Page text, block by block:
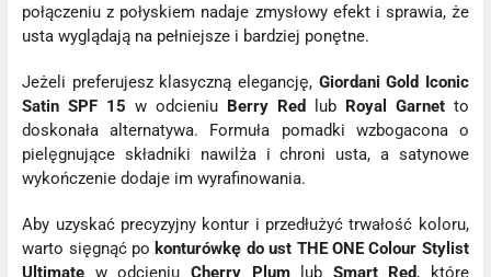
połączeniu z połyskiem nadaje zmysłowy efekt i sprawia, że
usta wyglądają na pełniejsze i bardziej ponętne.
Jeżeli preferujesz klasyczną elegancję, Giordani Gold Iconic
Satin SPF 15 w odcieniu Berry Red lub Royal Garnetto
doskonała alternatywa. Formuła pomadki wzbogacona o
pielęgnujące składniki nawilża i chroni usta, a satynowe
wykończenie dodaje im wyrafinowania.
Aby uzyskać precyzyjny kontur i przedłużyć trwałość koloru,
warto sięgnąć po konturówkę do ust THE ONE Colour Stylist
Ultimate w odcieniu Cherry Plumlub Smart Red, które